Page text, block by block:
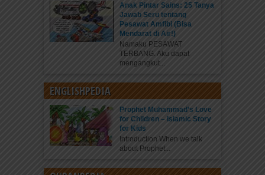
Anak Pintar Sains: 25 Tanya
Jawab Seru tentang
Pesawat Amfibi (Bisa
Mendarat di Air!)
Namaku PESAWAT
TERBANG. Aku dapat
mengangkut...
ENGLISHPEDIA
Prophet Muhammad’s Love
for Children – Islamic Story
for Kids
Introduction When we talk
about Prophet...